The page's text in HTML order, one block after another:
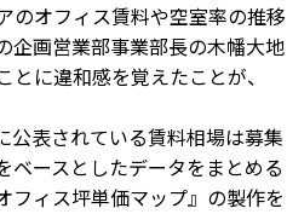
のオフィス賃料や空室率の推移
企画営業部事業部長の木幡大地
に違和感を覚えたことが、
表されている賃料相場は募集
ースとしたデータをまとめる
フィス坪単価マップ』の製作を